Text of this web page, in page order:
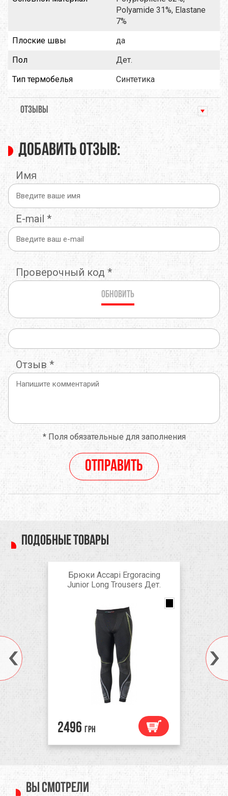
Polyamide 31%, Elastane
7%
Плоские швы
да
Пол
Дет.
Тип термобелья
Синтетика
ОТЗЫВЫ
Добавить отзыв:
Имя
E-mail *
Проверочный код *
Обновить
Отзыв *
*Поля обязательные для заполнения
Отправить
Подобные товары
Брюки Accapi Ergoracing
Junior Long Trousers Дет.
2496 грн
black/anthracite
Anthracite
Вы смотрели